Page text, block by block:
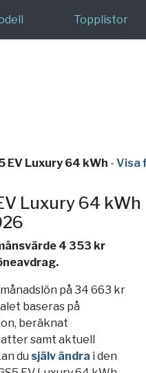
Topplistor
EV Luxury 64 kWh - Visa
Luxury 64 kWh
4 353 kr
på 34 663 kr
baseras på
beräknat
samt aktuell
du själv ändra i den